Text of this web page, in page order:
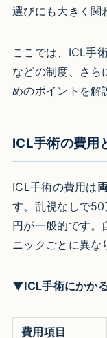
選びにも大きく関
ここでは、ICL手
などの制度、さら
めのポイントを解
ICL手術の費用
ICL手術の費用は
す。乱視なしで
円が一般的です。
ニックごとに異な
▼ICL手術にかか
費用項目